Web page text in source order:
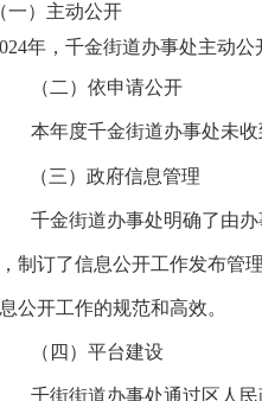
（一）主动公开
4年 ，千金街道办事处主动公
（二）依申请公开
本年度千金街道办事处未收
（三）政府信息管理
千金街道办事处明确了由
制订了信息公开工作发布管
公开工作的规范和高效。
（四）平台建设
千街街道办事处通过区人